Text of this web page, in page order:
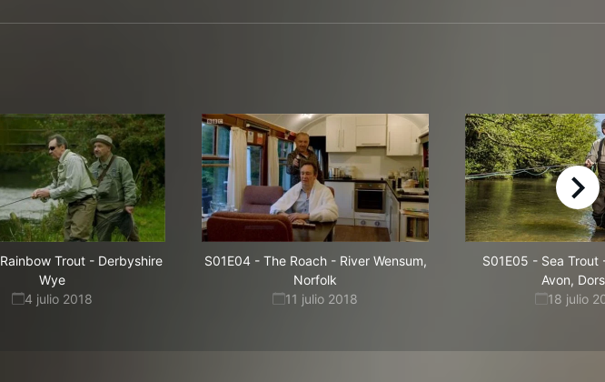
Rainbow Trout - Derbyshire
Wye
4 julio 2018
S01E04- The Roach - River Wensum,
Norfolk
11 julio 2018
S01E05 - Sea Trout
Avon,
18 julio
right